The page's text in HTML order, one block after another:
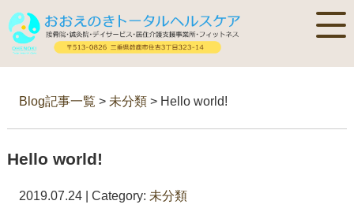
Blog記事一覧 > 未分類> Hello world!
Hello world!
2019.07.24 | Category: 未分類